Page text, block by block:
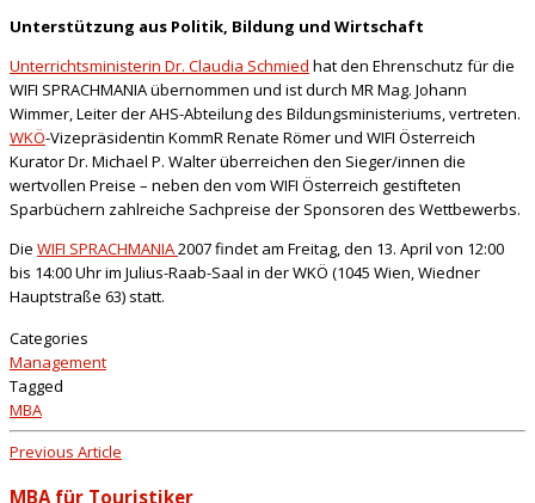
Unterstützung aus Politik, Bildung und Wirtschaft
Unterrichtsministerin Dr. Claudia Schmied hat den Ehrenschutz für die
WIFI SPRACH­MANIA übernommen und ist durch MR Mag. Johann
Wimmer, Leiter der AHS-Abteilung des Bildungsministeriums, vertreten.
WKÖ-Vizepräsidentin KommR Renate Römer und WIFI Österreich
Kurator Dr. Michael P. Walter überreichen den Sieger/innen die
wertvollen Preise – neben den vom WIFI Österreich gestifteten
Sparbüchern zahlreiche Sachpreise der Sponsoren des Wettbewerbs.
Die WIFI SPRACHMANIA2007 findet am Freitag, den 13. April von 12:00
bis 14:00 Uhr im Julius-Raab-Saal in der WKÖ (1045 Wien, Wiedner
Hauptstraße 63) statt.
Categories
Management
Tagged
MBA
Previous Article
MBA für Touristiker